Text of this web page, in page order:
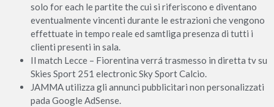
solo for each le partite the cui si riferiscono e diventano
eventualmente vincenti durante le estrazioni che vengono
effettuate in tempo reale ed samtliga presenza di tutti i
clienti presenti in sala.
Il match Lecce – Fiorentina verrá trasmesso in diretta tv su
Skies Sport 251 electronic Sky Sport Calcio.
JAMMA utilizza gli annunci pubblicitari non personalizzati
pada Google AdSense.